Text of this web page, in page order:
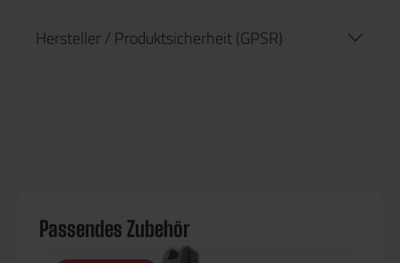
Hersteller / Produktsicherheit (GPSR)
Passendes Zubehör